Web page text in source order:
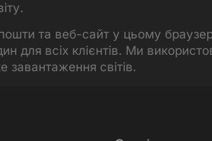
та веб-сайт у цьому
для всіх клієнтів. Ми
світів.